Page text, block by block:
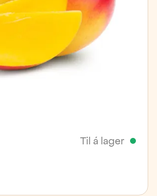
Til á lager